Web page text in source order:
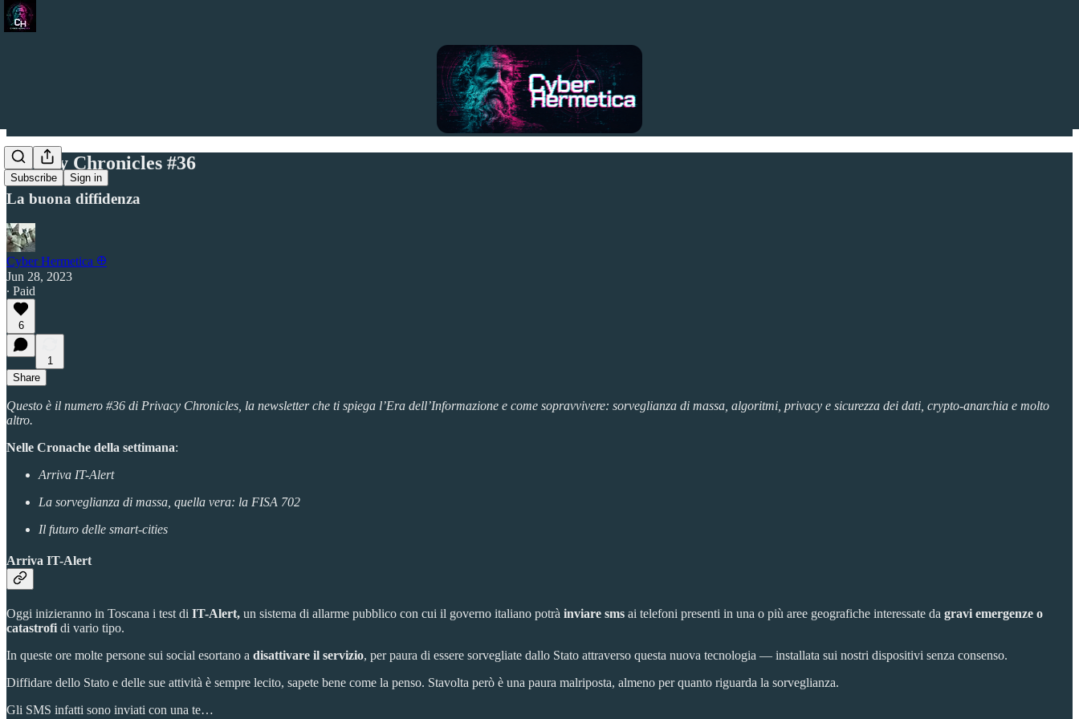
Subscribe Sign in
Weekly Chronicles #36
La buona diffidenza
Cyber Hermetica 𐀏
Jun 28, 2023
∙ Paid
6
1
Share
Questo è il numero #36 di Privacy Chronicles, la newsletter che ti spiega l’Era dell’Informazione e come sopravvivere: sorveglianza di massa, algoritmi, privacy e sicurezza dei dati, crypto-anarchia e molto
altro.
Nelle Cronache della settimana:
Arriva IT-Alert
La sorveglianza di massa, quella vera: la FISA 702
Il futuro delle smart-cities
Arriva IT-Alert
Oggi inizieranno in Toscana i test di IT-Alert, un sistema di allarme pubblico con cui il governo italiano potrà inviare sms ai telefoni presenti in una o più aree geografiche interessate da gravi emergenze o
catastrofi di vario tipo.
In queste ore molte persone sui social esortano a disattivare il servizio, per paura di essere sorvegliate dallo Stato attraverso questa nuova tecnologia — installata sui nostri dispositivi senza consenso.
Diffidare dello Stato e delle sue attività è sempre lecito, sapete bene come la penso. Stavolta però è una paura malriposta, almeno per quanto riguarda la sorveglianza.
Gli SMS infatti sono inviati con una te…